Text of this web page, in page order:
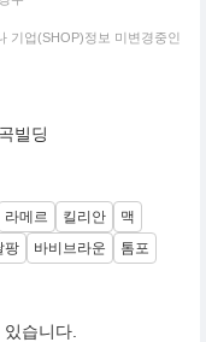
기업(SHOP)정보 미변경중인
빌딩
라메르 킬리안
맥
팡 바비브라운 톰포
습니다.